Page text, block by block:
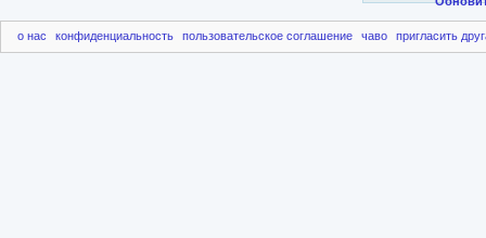
о нас конфиденциальность пользовательское соглашение чаво пригласить